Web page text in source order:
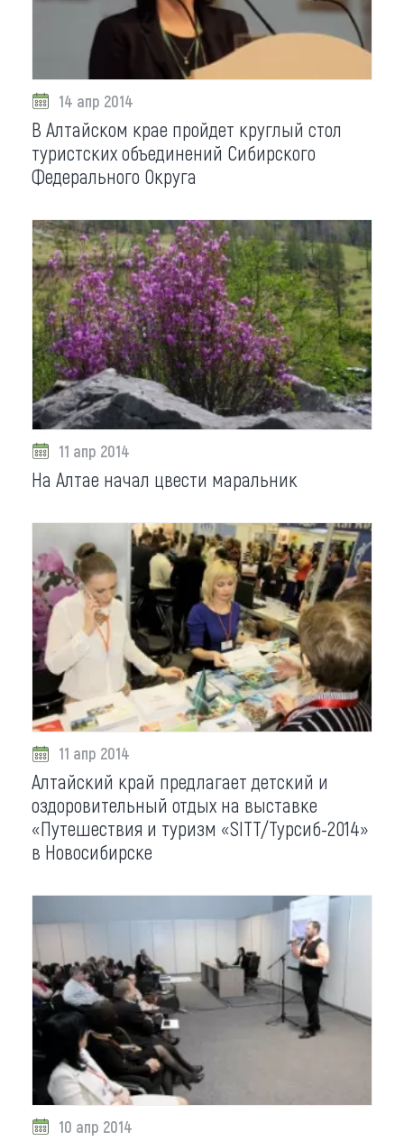
14 апр 2014
В Алтайском крае пройдет круглый стол
туристских объединений Сибирского
Федерального Округа
11 апр 2014
На Алтае начал цвести маральник
11 апр 2014
Алтайский край предлагает детский и
оздоровительный отдых на выставке
«Путешествия и туризм «SITT/Турсиб-2014»
в Новосибирске
10 апр 2014